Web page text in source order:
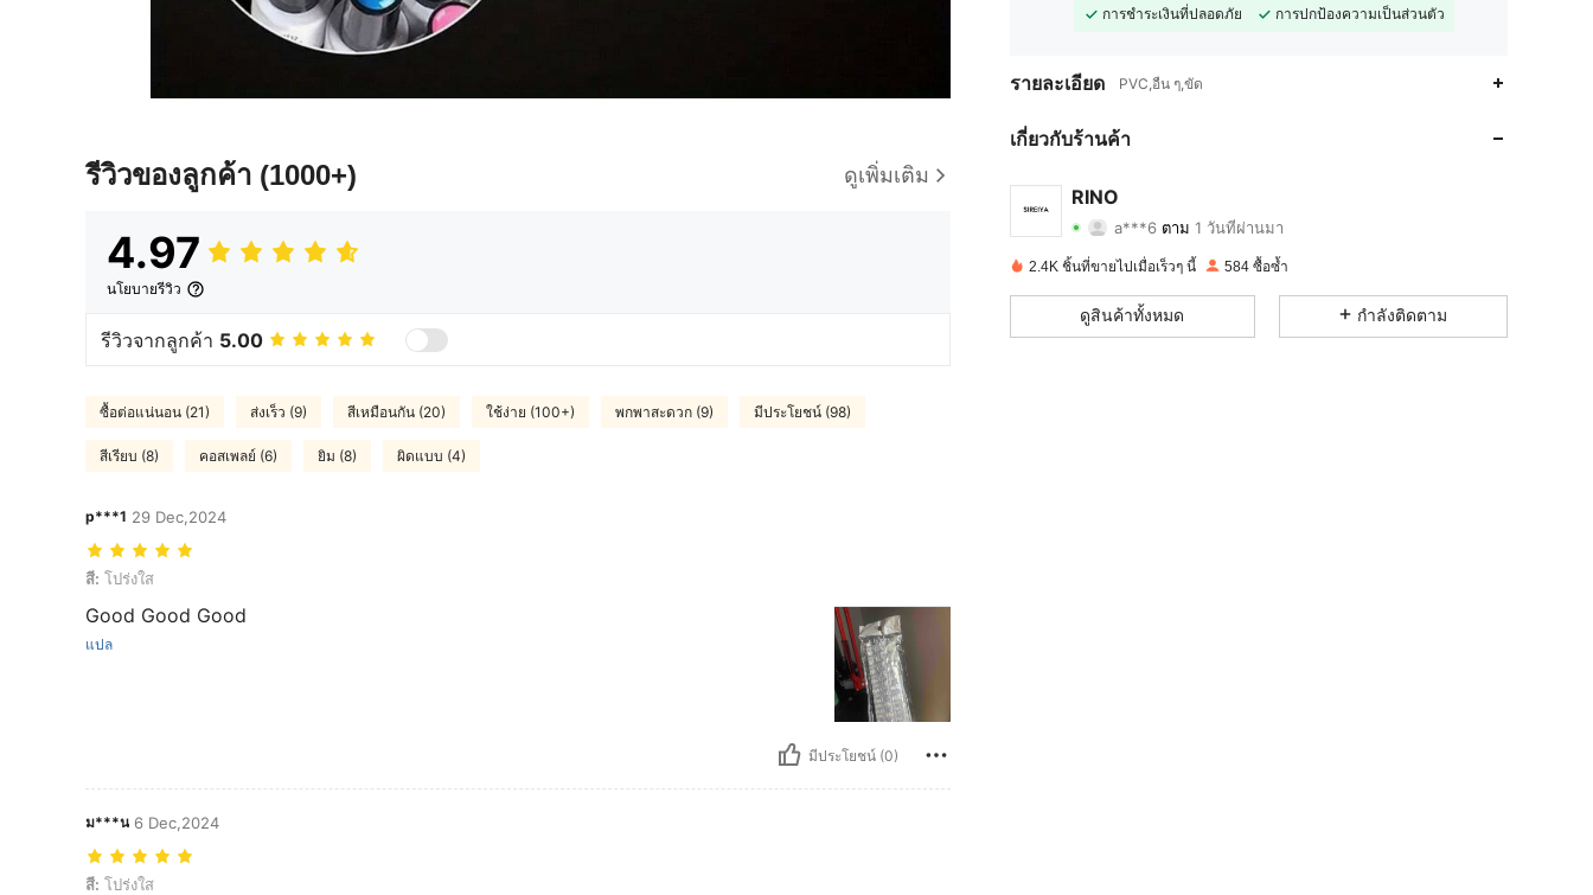
รีวิวของลูกค้า (1000+) ดูเพิ่มเติม
4.97
นโยบายรีวิว
รีวิวจากลูกค้า 5.00
ซื้อต่อแน่นอน (21) ส่งเร็ว (9) สีเหมือนกัน (20) ใช้ง่าย (100+) พกพาสะดวก (9) มีประโยชน์ (98)
สีเรียบ (8) คอสเพลย์ (6) ยิม (8) ผิดแบบ (4)
p***1 29 Dec,2024
สี: โปร่งใส
สี: โปร่งใส
Good Good Good
แปล
มีประโยชน์ (0)
ม***น 6 Dec,2024
สี: โปร่งใส
สี: โปร่งใส
การชำระเงินที่ปลอดภัย
การปกป้องความเป็นส่วนตัว
รายละเอียด PVC,อื่น ๆ,ขัด
เกี่ยวกับร้านค้า
RINO
4.94
4.94
4.94 การให้คะแนน 1รายการ
4.94 1
4.94
1
178
4.94
1
178
2.4K ชิ้นที่ขายไปเมื่อเร็วๆ นี้ 584 ซื้อซ้ำ
ดูสินค้าทั้งหมด กำลังติดตาม